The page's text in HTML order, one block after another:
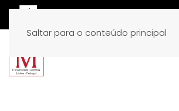
Saltar para o conteúdo principal